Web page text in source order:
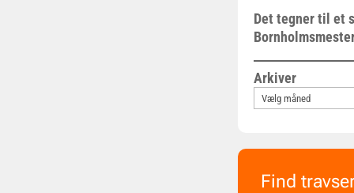
Det tegner til et
Arkiver
Find